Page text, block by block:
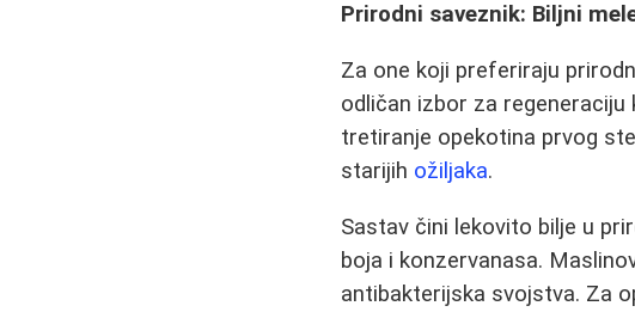
Prirodni saveznik: Biljni
Za one koji preferiraju
odličan izbor za
tretiranje opekotina prvog
starijih ožiljaka.
Sastav čini lekovito bilje u
boja i konzervanasa.
antibakterijska svojstva. Za